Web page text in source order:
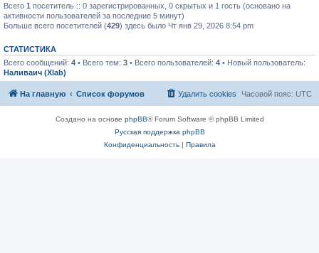
Всего 1 посетитель :: 0 зарегистрированных, 0 скрытых и 1 гость (основано на
активности пользователей за последние 5 минут)
Больше всего посетителей (429) здесь было Чт янв 29, 2026 8:54 pm
СТАТИСТИКА
Всего сообщений: 4 • Всего тем: 3 • Всего пользователей: 4 • Новый пользователь:
Наливаич (Xlab)
На главную Список форумов Часовой пояс: UTC
Удалить cookies
Создано на основе phpBB® Forum Software © phpBB Limited
Русская поддержка phpBB
Конфиденциальность| Правила